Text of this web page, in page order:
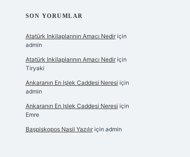
SON YORUMLAR
Atatürk Inkilaplarının Amacı Nediriçin
admin
Atatürk Inkilaplarının Amacı Nediriçin
Tiryaki
Ankaranın En Işlek Caddesi Neresi için
admin
Ankaranın En Işlek Caddesi Neresi için
Emre
Başpiskopos Nasil Yazılıriçin admin